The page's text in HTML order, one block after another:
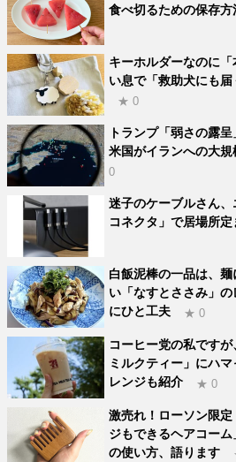
食べ切るための保存
キーホルダーなのに
い息で「救助犬にも
★ 0
トランプ「弱さの露
米国がイランへの大
0
迷子のケーブルさん、
コネクタ」で居場所定
白飯泥棒の一品は、
い「なすとささみ」
にひと工夫
★ 0
コーヒー党の私です
ミルクティー」にハ
レンジも紹介
★ 0
激売れ！ローソン限
ジもできるヘアコー
の使い方、語ります